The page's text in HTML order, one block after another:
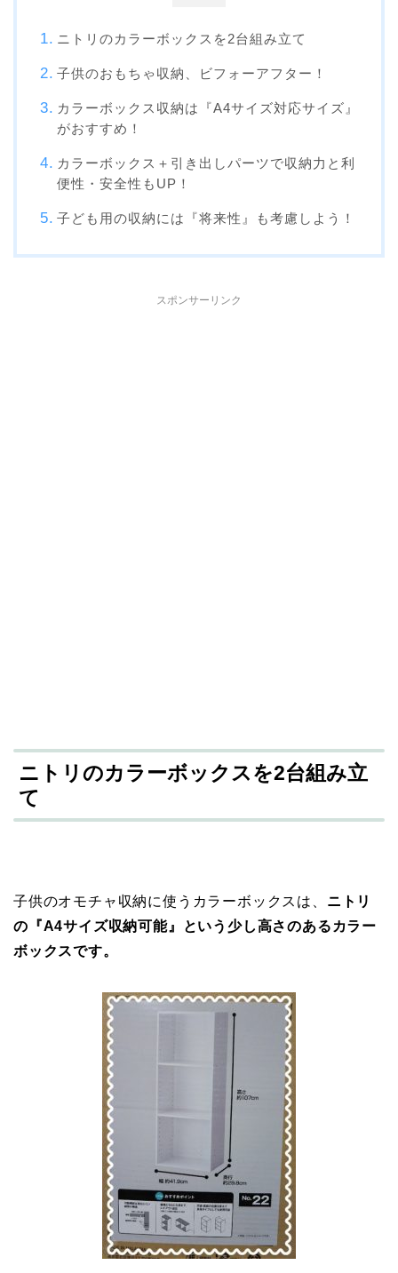
ニトリのカラーボックスを2台組み立て
子供のおもちゃ収納、ビフォーアフター！
カラーボックス収納は『A4サイズ対応サイズ』
がおすすめ！
カラーボックス＋引き出しパーツで収納力と利
便性・安全性もUP！
子ども用の収納には『将来性』も考慮しよう！
スポンサーリンク
ニトリのカラーボックスを2台組み立
て
子供のオモチャ収納に使うカラーボックスは、 ニトリ
の『A4サイズ収納可能』という少し高さのあるカラー
ボックスです。